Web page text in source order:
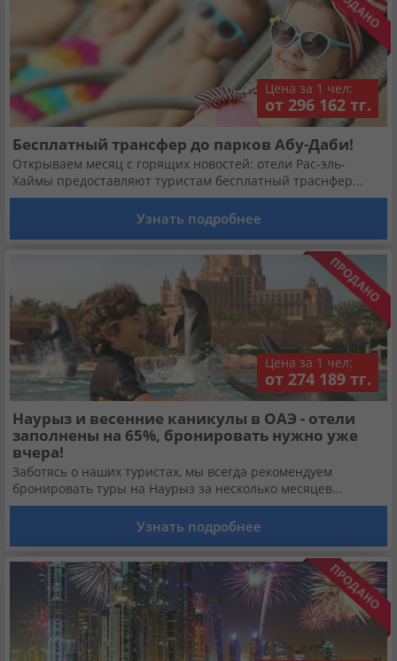
Цена за 1 чел:
от 296 162 тг.
Бесплатный трансфер до парков Абу-Даби!
Открываем месяц с горящих новостей: отели Рас-эль-
Хаймы предоставляют туристам бесплатный траснфер...
Узнать подробнее
Цена за 1 чел:
от 274 189 тг.
Наурыз и весенние каникулы в ОАЭ - отели
заполнены на 65%, бронировать нужно уже
вчера!
Заботясь о наших туристах, мы всегда рекомендуем
бронировать туры на Наурыз за несколько месяцев...
Узнать подробнее